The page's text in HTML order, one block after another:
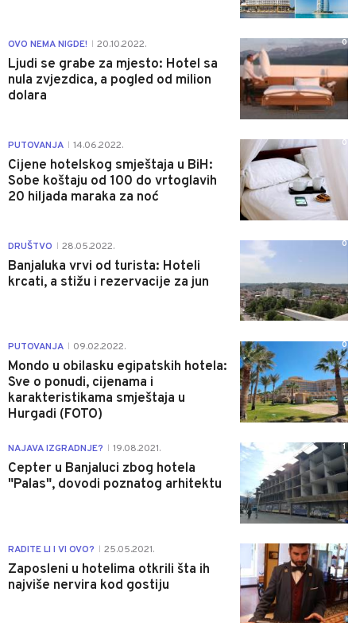
OVO NEMA NIGDE! 20.10.2022.
Ljudi se grabe za mjesto: Hotel sa
nula zvjezdica, a pogled od milion
dolara
0
PUTOVANJA 14.06.2022.
Cijene hotelskog smještaja u BiH:
Sobe koštaju od 100 do vrtoglavih
20 hiljada maraka za noć
0
DRUŠTVO 28.05.2022.
Banjaluka vrvi od turista: Hoteli
krcati, a stižu i rezervacije za jun
0
PUTOVANJA 09.02.2022.
Mondo u obilasku egipatskih hotela:
Sve o ponudi, cijenama i
karakteristikama smještaja u
Hurgadi (FOTO)
0
NAJAVA IZGRADNJE? 19.08.2021.
Cepter u Banjaluci zbog hotela
"Palas", dovodi poznatog arhitektu
1
RADITE LI I VI OVO? 25.05.2021.
Zaposleni u hotelima otkrili šta ih
najviše nervira kod gostiju
0